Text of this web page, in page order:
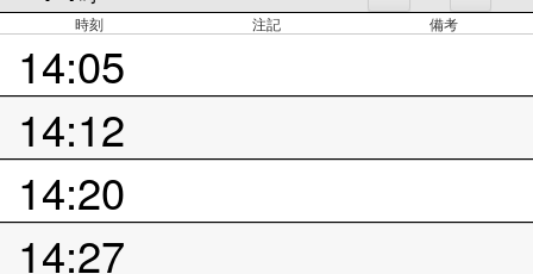
時刻 注記 備考
14:05
14:12
14:20
14:27